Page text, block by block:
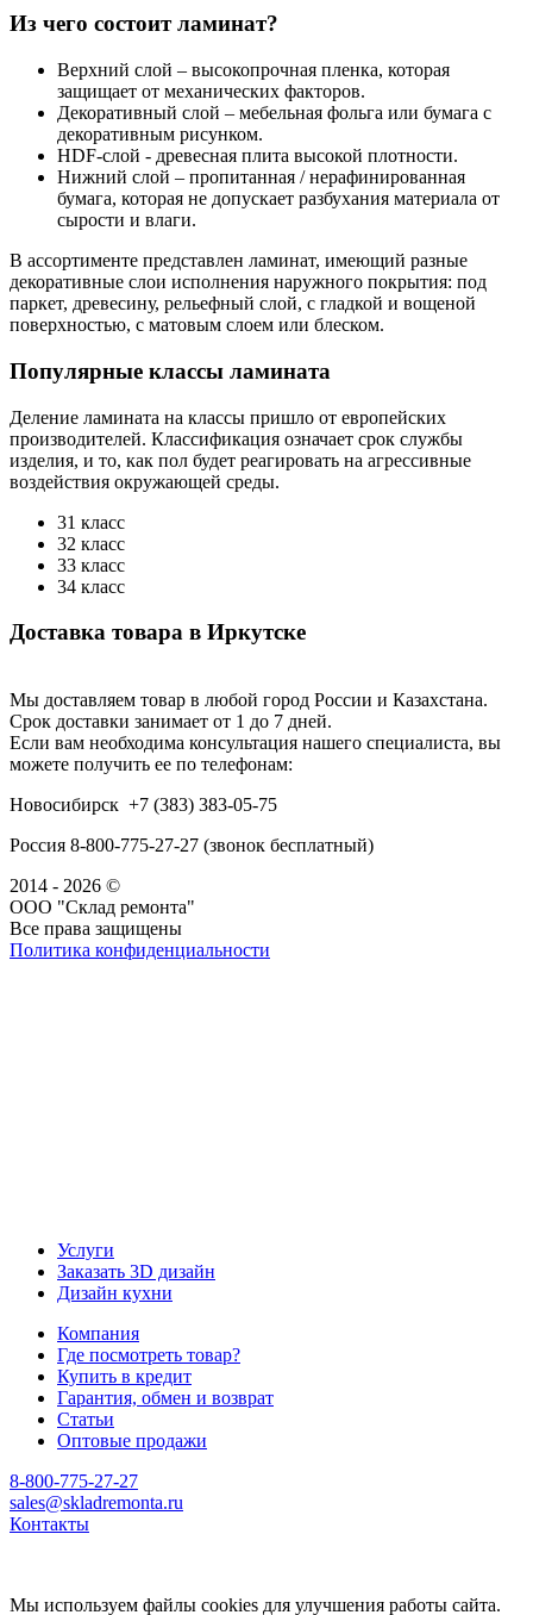
Из чего состоит ламинат?
Верхний слой – высокопрочная пленка, которая
защищает от механических факторов.
Декоративный слой – мебельная фольга или бумага с
декоративным рисунком.
HDF-слой - древесная плита высокой плотности.
Нижний слой – пропитанная / нерафинированная
бумага, которая не допускает разбухания материала от
сырости и влаги.
В ассортименте представлен ламинат, имеющий разные
декоративные слои исполнения наружного покрытия: под
паркет, древесину, рельефный слой, с гладкой и вощеной
поверхностью, с матовым слоем или блеском.
Популярные классы ламината
Деление ламината на классы пришло от европейских
производителей. Классификация означает срок службы
изделия, и то, как пол будет реагировать на агрессивные
воздействия окружающей среды.
31 класс
32 класс
33 класс
34 класс
Доставка товара в Иркутске
Мы доставляем товар в любой город России и Казахстана.
Срок доставки занимает от 1 до 7 дней.
Если вам необходима консультация нашего специалиста, вы
можете получить ее по телефонам:
Новосибирск +7 (383) 383-05-75
Россия 8-800-775-27-27 (звонок бесплатный)
2014 - 2026 ©
ООО "Склад ремонта"
Все права защищены
Политика конфиденциальности
Услуги
Заказать 3D дизайн
Дизайн кухни
Компания
Где посмотреть товар?
Купить в кредит
Гарантия, обмен и возврат
Статьи
Оптовые продажи
8-800-775-27-27
sales@skladremonta.ru
Контакты
Мы используем файлы cookies для улучшения работы сайта.